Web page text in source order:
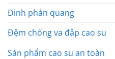
Đinh phản quang
Đệm chống va đập cao su
Sản phẩm cao su an toàn